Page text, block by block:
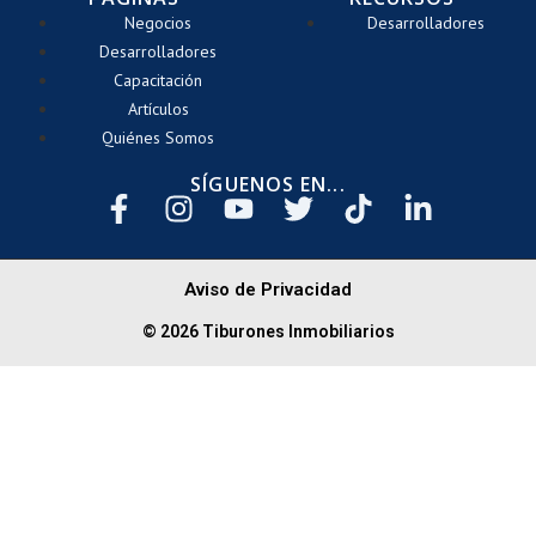
Negocios
Desarrolladores
Capacitación
Artículos
Quiénes Somos
Desarrolladores
SÍGUENOS EN...
Aviso de Privacidad
© 2026 Tiburones Inmobiliarios